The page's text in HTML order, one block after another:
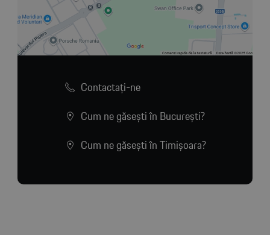
Contactaţi-ne
Cum ne găsești în București?
Cum ne găsești în Timișoara?